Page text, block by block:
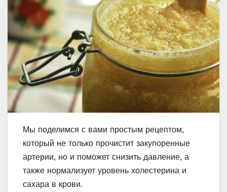
Мы поделимся с вами простым рецептом,
который не только прочистит закупоренные
артерии, но и поможет снизить давление, а
также нормализует уровень холестерина и
сахара в крови.